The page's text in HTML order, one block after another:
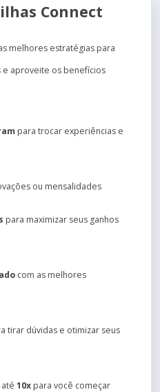
Connect
melhores estratégias para
e aproveite os benefícios
para trocar experiências e
ou mensalidades
para maximizar seus ganhos
com as melhores
tirar dúvidas e otimizar seus
10x para você começar